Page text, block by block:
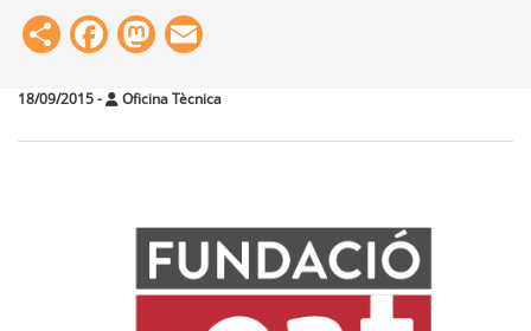
ShareFacebook
Mastodon
18/09/2015- Oficina Tècnica